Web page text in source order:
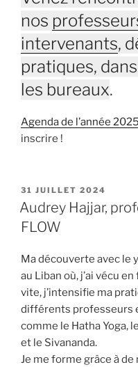
nos
intervenants,
pratiques,
les bureaux.
Agenda de l’année
inscrire !
PUBLIÉ
LE
31 JUILLET 2024
Audrey Hajjar,
FLOW
Ma découverte avec le
au Liban où, j’ai vécu
vite, j’intensifie ma
différents professeurs
comme le Hatha Yoga,
et le Sivananda.
Je me forme grâce à